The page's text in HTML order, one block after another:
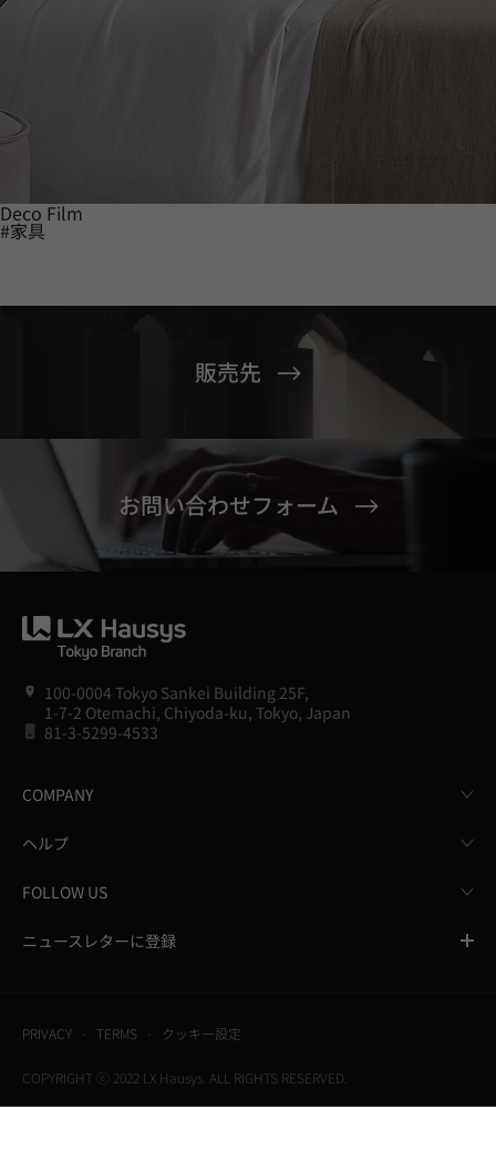
Deco Film
#家具
販売先
お問い合わせフォーム
100-0004 Tokyo Sankei Building 25F,
1-7-2 Otemachi, Chiyoda-ku, Tokyo, Japan
81-3-5299-4533
COMPANY
ヘルプ
FOLLOW US
ニュースレターに登録
PRIVACY TERMS クッキー設定
COPYRIGHT ⓒ 2022 LX Hausys. ALL RIGHTS RESERVED.